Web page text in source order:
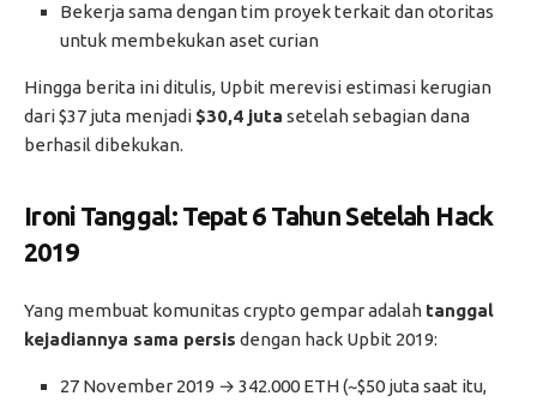
Bekerja sama dengan tim proyek terkait dan otoritas
untuk membekukan aset curian
Hingga berita ini ditulis, Upbit merevisi estimasi kerugian
dari $37 juta menjadi $30,4 juta setelah sebagian dana
berhasil dibekukan.
Ironi Tanggal: Tepat 6 Tahun Setelah Hack
2019
Yang membuat komunitas crypto gempar adalah tanggal
kejadiannya sama persis dengan hack Upbit 2019:
27 November 2019 → 342.000 ETH (~$50 juta saat itu,